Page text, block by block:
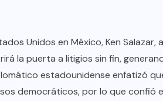
Unidos en México, Ken
la puerta a litigios sin fin,
estadounidense enfatizó
democráticos, por lo que confió